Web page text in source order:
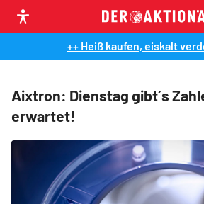
++ Heiß kaufen, eiskalt
Aixtron: Dienstag gibt´s
erwartet!